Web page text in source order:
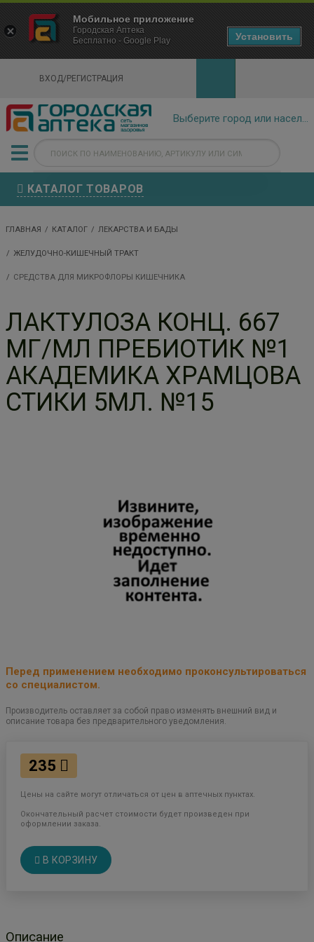
ВХОД/РЕГИСТРАЦИЯ
КАТАЛОГ ТОВАРОВ
ГЛАВНАЯ КАТАЛОГ ЛЕКАРСТВА И БАДЫ
ЖЕЛУДОЧНО-КИШЕЧНЫЙ ТРАКТ
СРЕДСТВА ДЛЯ МИКРОФЛОРЫ КИШЕЧНИКА
ЛАКТУЛОЗА КОНЦ. 667
МГ/МЛ ПРЕБИОТИК №1
АКАДЕМИКА ХРАМЦОВА
СТИКИ 5МЛ. №15
Перед применением необходимо проконсультироваться
со специалистом.
Производитель оставляет за собой право изменять внешний вид и
описание товара без предварительного уведомления.
235
Цены на сайте могут отличаться от цен в аптечных пунктах.
Окончательный расчет стоимости будет произведен при
оформлении заказа.
В КОРЗИНУ
Описание
×
Городская Аптека Маркетплейс
- In Google Play
Мобильное приложение
Городская Аптека
Бесплатно - Google Play
Установить